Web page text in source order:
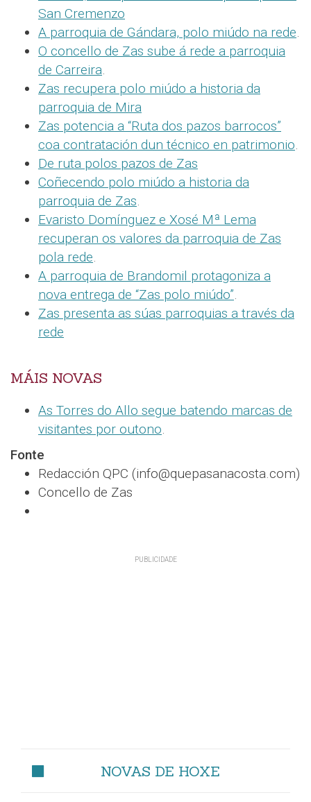
San Cremenzo
A parroquia de Gándara, polo miúdo na rede
O concello de Zas sube á rede a parroquia
de Carreira
Zas recupera polo miúdo a historia da
parroquia de Mira
Zas potencia a “Ruta dos pazos barrocos”
coa contratación dun técnico en patrimonio
De ruta polos pazos de Zas
Coñecendo polo miúdo a historia da
parroquia de Zas
Evaristo Domínguez e Xosé Mª Lema
recuperan os valores da parroquia de Zas
pola rede
A parroquia de Brandomil protagoniza a
nova entrega de “Zas polo miúdo”
Zas presenta as súas parroquias a través da
rede
MÁIS NOVAS
As Torres do Allo segue batendo marcas de
visitantes por outono
Fonte
Redacción QPC (info@quepasanacosta.com)
Concello de Zas
NOVAS DE HOXE